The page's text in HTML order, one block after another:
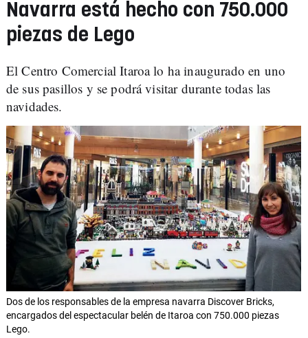
Navarra está hecho con 750.000
piezas de Lego
El Centro Comercial Itaroa lo ha inaugurado en uno
de sus pasillos y se podrá visitar durante todas las
navidades.
Dos de los responsables de la empresa navarra Discover Bricks,
encargados del espectacular belén de Itaroa con 750.000 piezas
Lego.